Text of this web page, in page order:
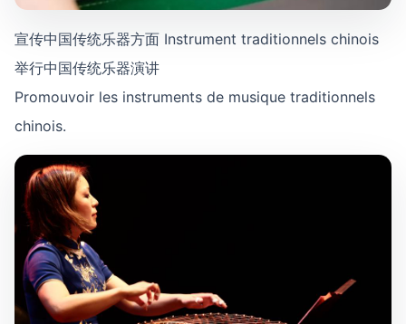
宣传中国传统乐器方面 Instrument traditionnels chinois
举行中国传统乐器演讲
Promouvoir les instruments de musique traditionnels
chinois.